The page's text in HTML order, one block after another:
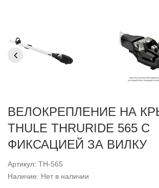
ВЕЛОКРЕПЛЕНИЕ НА
THULE THRURIDE 565 С
ФИКСАЦИЕЙ ЗА ВИЛКУ
Артикул: TH-565
Наличие: Нет в наличии